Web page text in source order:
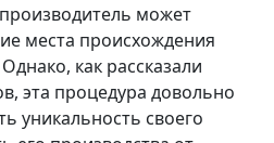
может
места происхождения
как рассказали
эта процедура довольно
уникальность своего